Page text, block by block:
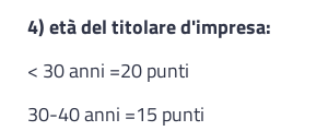
4) età del titolare d'impresa:
< 30 anni =20 punti
30-40 anni =15 punti